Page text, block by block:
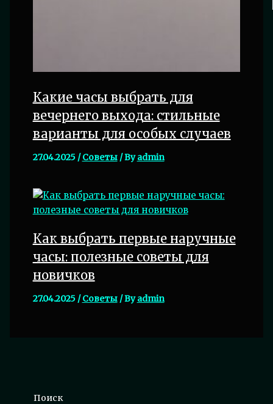
Какие часы выбрать для
вечернего выхода: стильные
варианты для особых случаев
27.04.2025 /Советы/ Byadmin
Как выбрать первые наручные
часы: полезные советы для
новичков
27.04.2025 /Советы/ Byadmin
Поиск